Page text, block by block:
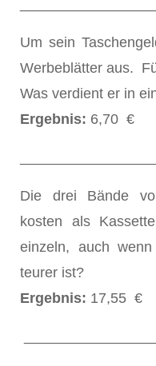
Um sein
Werbeblätter aus.
Was verdient er in
Ergebnis: 6,70 €
Die drei Bände
kosten als
einzeln, auch
teurer ist?
Ergebnis: 17,55 €